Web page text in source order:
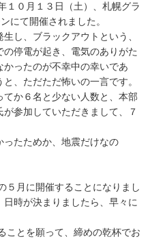
１０月１３日（土）、札幌グラ
にて開催されました。
し、ブラックアウトという、
停電が起き、電気のありがた
ったのが不幸中の幸いであ
、ただただ怖いの一言です。
か６名と少ない人数と、本部
参加していただきまして、７
たためか、地震だけなの
５月に開催することになりまし
時が決まりましたら、早々に
ことを願って、締めの乾杯でお